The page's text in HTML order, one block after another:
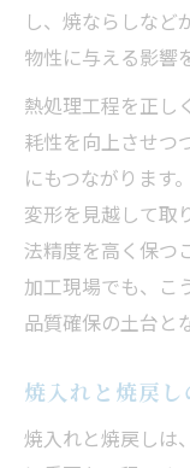
し、焼ならしなど
物性に与える影響
熱処理工程を正し
耗性を向上させつ
にもつながります
変形を見越して取
法精度を高く保つ
加工現場でも、こ
品質確保の土台と
焼入れと焼戻
焼入れと焼戻しは